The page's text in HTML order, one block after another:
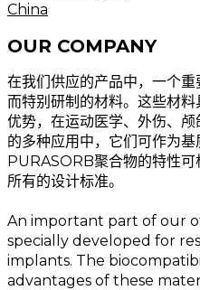
China
OUR COMPANY
在我们供应的产品中，一个
而特别研制的材料。这些材
优势，在运动医学、外伤、
的多种应用中，它们可作为基
PURASORB聚合物的特性可
所有的设计标准。
An important part of our
specially developed for
implants. The
advantages of these